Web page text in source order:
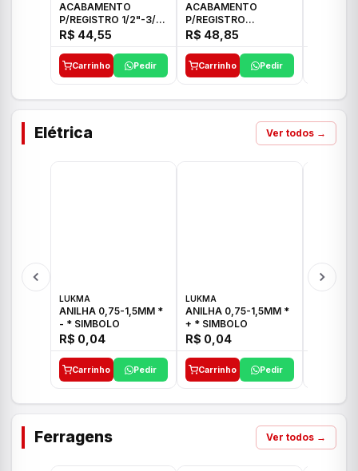
ACABAMENTO
P/REGISTRO 1/2"-3/4"
E 1"C21.PQ DECA
R$ 44,55
Carrinho Pedir
ACABAMENTO
P/REGISTRO
1/2"-3/4"-1" ACB M
CS 33 ICO
R$ 48,85
Carrinho Pedir
Elétrica Ver todos →
LUKMA
ANILHA 0,75-1,5MM *
- * SIMBOLO
R$ 0,04
Carrinho Pedir
LUKMA
ANILHA 0,75-1,5MM *
+ * SIMBOLO
R$ 0,04
Carrinho Pedir
Ferragens Ver todos →